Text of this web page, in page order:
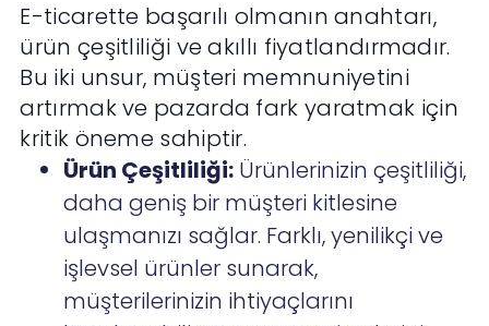
E-ticarette başarılı olmanın anahtarı,
ürün çeşitliliği ve akıllı fiyatlandırmadır.
Bu iki unsur, müşteri memnuniyetini
artırmak ve pazarda fark yaratmak için
kritik öneme sahiptir.
Ürün Çeşitliliği: Ürünlerinizin çeşitliliği,
daha geniş bir müşteri kitlesine
ulaşmanızı sağlar. Farklı, yenilikçi ve
işlevsel ürünler sunarak,
müşterilerinizin ihtiyaçlarını